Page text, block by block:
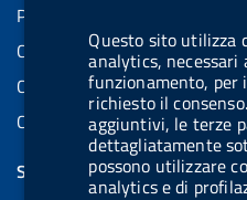
Questo sito utilizza
analytics, necessari
funzionamento, per
richiesto il
aggiuntivi, le terze
dettagliatamente
possono utilizzare
analytics e di
Partita IVA: 08703841000
Codice Fiscale: 97345810580
Codice IPA AIFA: aifa_rm
Codice IPA UCB: UFE1TR
SEGUICI SU